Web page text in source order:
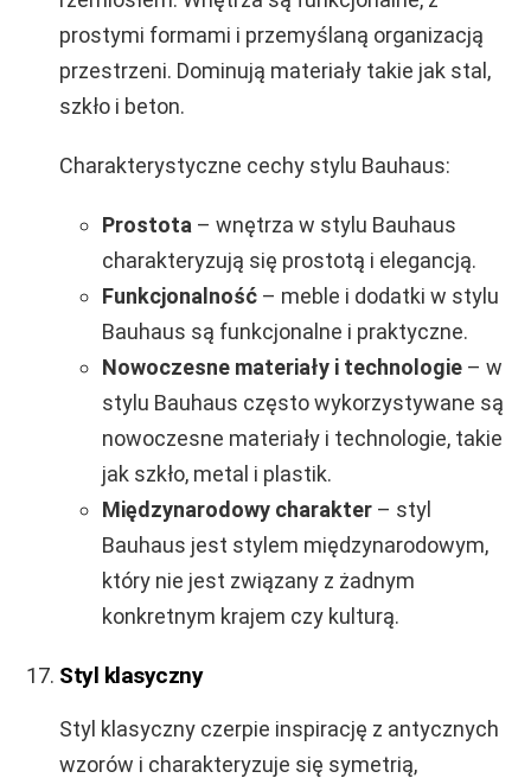
prostymi formami i przemyślaną organizacją
przestrzeni. Dominują materiały takie jak stal,
szkło i beton.
Charakterystyczne cechy stylu Bauhaus:
Prostota – wnętrza w stylu Bauhaus
charakteryzują się prostotą i elegancją.
Funkcjonalność – meble i dodatki w stylu
Bauhaus są funkcjonalne i praktyczne.
Nowoczesne materiały i technologie – w
stylu Bauhaus często wykorzystywane są
nowoczesne materiały i technologie, takie
jak szkło, metal i plastik.
Międzynarodowy charakter – styl
Bauhaus jest stylem międzynarodowym,
który nie jest związany z żadnym
konkretnym krajem czy kulturą.
Styl klasyczny
Styl klasyczny czerpie inspirację z antycznych
wzorów i charakteryzuje się symetrią,